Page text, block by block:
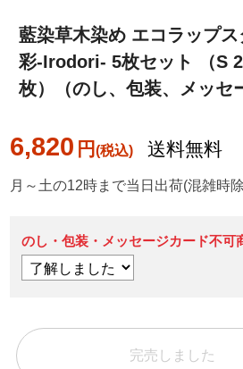
藍染草木染め エコラップス
彩-Irodori- 5枚セット （S
枚）（のし、包装、メッセ
6,820 円 送料無料
月～土の12時まで当日出荷(混雑時
のし・包装・メッセージカード不可
完売しました